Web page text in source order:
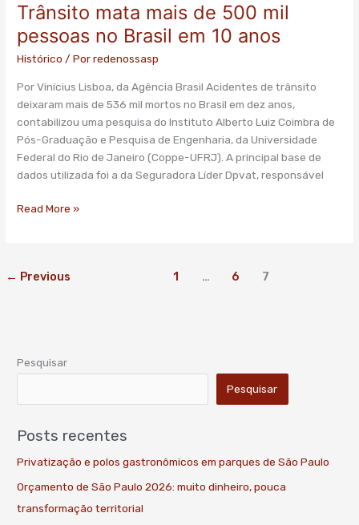
Trânsito mata mais de 500 mil
pessoas no Brasil em 10 anos
Histórico / Porredenossasp
Por Vinícius Lisboa, da Agência Brasil Acidentes de trânsito
deixaram mais de 536 mil mortos no Brasil em dez anos,
contabilizou uma pesquisa do Instituto Alberto Luiz Coimbra de
Pós-Graduação e Pesquisa de Engenharia, da Universidade
Federal do Rio de Janeiro (Coppe-UFRJ). A principal base de
dados utilizada foi a da Seguradora Líder Dpvat, responsável
Trânsito
mais
de
anos
Read More »
← Previous 1 … 6 7
Pesquisar
Pesquisar
Posts recentes
Privatização e polos gastronômicos em parques de São Paulo
Orçamento de São Paulo 2026: muito dinheiro, pouca
transformação territorial